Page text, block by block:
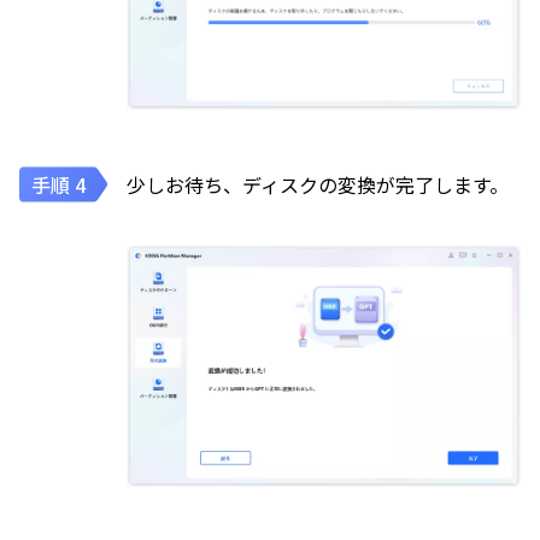
少しお待ち、ディスクの変換が完了します。